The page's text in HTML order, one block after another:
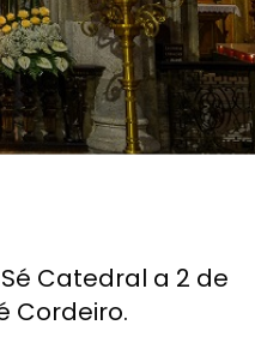
Catedral a 2 de
Cordeiro.